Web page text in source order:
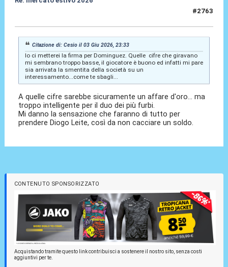
#2763
Citazione di: Cesio il 03 Giu 2026, 23:33
Io ci metterei la firma per Dominguez. Quelle cifre che giravano
mi sembrano troppo basse, il giocatore è buono ed infatti mi pare
sia arrivata la smentita della società su un
interessamento...come te sbagli...
A quelle cifre sarebbe sicuramente un affare d'oro... ma
troppo intelligente per il duo dei più furbi.
Mi danno la sensazione che faranno di tutto per
prendere Diogo Leite, così da non cacciare un soldo.
CONTENUTO SPONSORIZZATO
Acquistando tramite questo link contribuisci a sostenere il nostro sito, senza costi
aggiuntivi per te.